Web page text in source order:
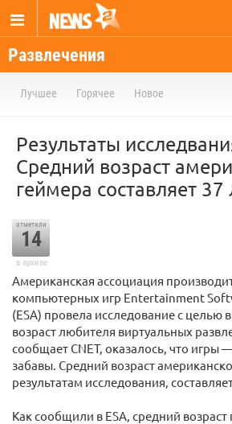
Развлечения
Лучшее Горячее Новое
Результаты
Средний возраст
геймера составляет 37
отметили
14
в архиве
Американская ассоциация
компьютерных игр Entertainment
(ESA) провела исследование с целью
возраст любителя виртуальных
сообщает CNET, оказалось, что игры
забавы. Средний возраст
результатам исследования,
Как сообщили в ESA, средний